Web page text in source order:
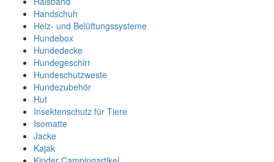
Handschuh
Heiz- und Belüftungssysteme
Hundebox
Hundedecke
Hundegeschirr
Hundeschutzweste
Hundezubehör
Hut
Insektenschutz für Tiere
Isomatte
Jacke
Kajak